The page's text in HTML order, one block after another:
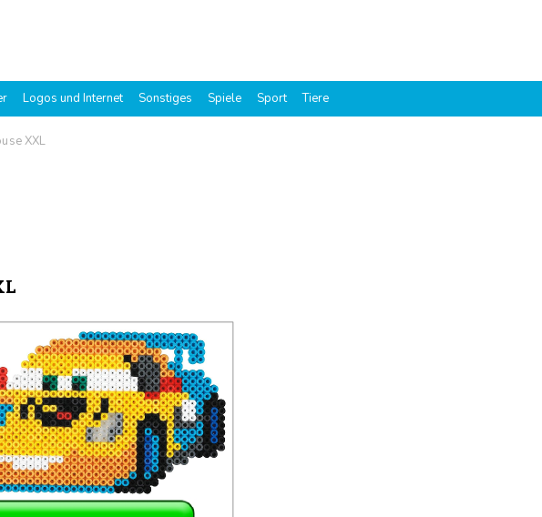
Logos und Internet Sonstiges Spiele Sport Tiere
XXL